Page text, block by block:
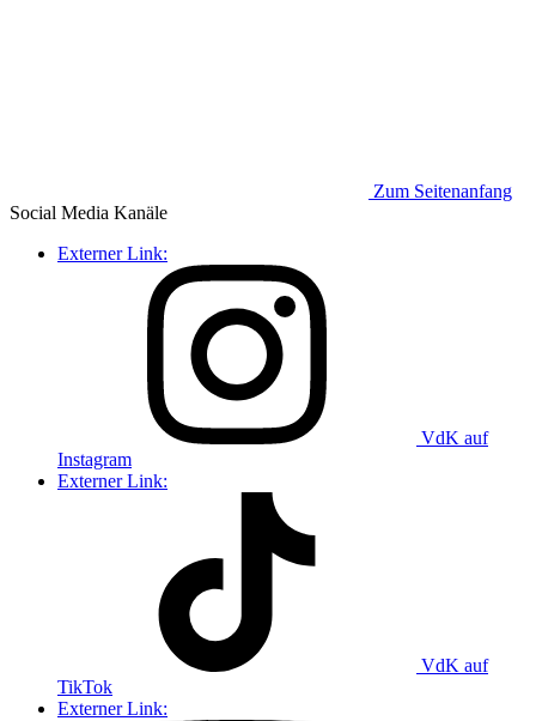
Zum Seitenanfang
Social Media Kanäle
Externer Link:
VdK auf
Instagram
Externer Link:
VdK auf
TikTok
Externer Link: